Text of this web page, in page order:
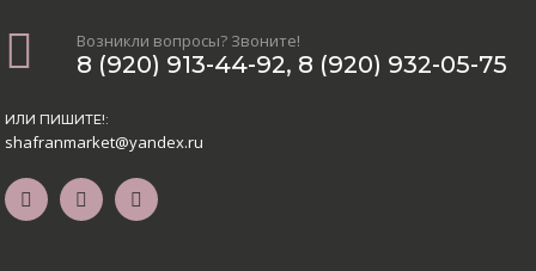
Возникли вопросы? Звоните!
8 (920) 913-44-92, 8 (920) 932-05-75
ИЛИ ПИШИТЕ!:
shafranmarket@yandex.ru